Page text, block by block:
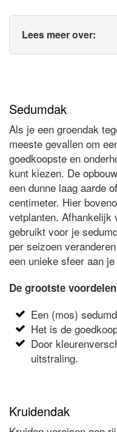
Lees meer over:
Sedumdak
Als je een groendak
meeste gevallen om
goedkoopste en
kunt kiezen. De
een dunne laag aarde
centimeter. Hier
vetplanten. Afhankelijk
gebruikt voor je
per seizoen
een unieke sfeer aan
De grootste
Een (mos)
Het is de
Door
uitstraling.
Kruidendak